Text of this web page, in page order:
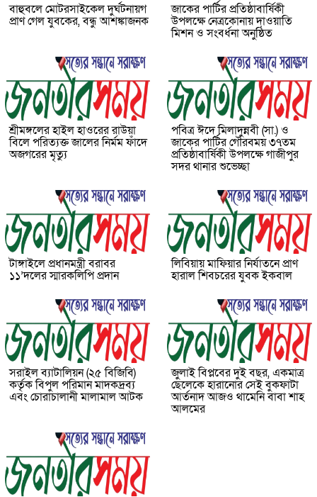
বাহুবলে মোটরসাইকেল দুর্ঘটনায়গ
প্রাণ গেল যুবকের, বন্ধু আশঙ্কাজনক
জাকের পার্টির প্রতিষ্ঠাবার্ষিকী
উপলক্ষে নেত্রকোনায় দাওয়াতি
মিশন ও সংবর্ধনা অনুষ্ঠিত
শ্রীমঙ্গলের হাইল হাওরের রাউয়া
বিলে পরিত্যক্ত জালের নির্মম ফাঁদে
অজগরের মৃত্যু
পবিত্র ঈদে মিলাদুন্নবী (সা.) ও
জাকের পার্টির গৌরবময় ৩৭তম
প্রতিষ্ঠাবার্ষিকী উপলক্ষে গাজীপুর
সদর থানার শুভেচ্ছা
টাঙ্গাইলে প্রধানমন্ত্রী বরাবর
১১’দলের স্মারকলিপি প্রদান
লিবিয়ায় মাফিয়ার নির্যাতনে প্রাণ
হারাল শিবচরের যুবক ইকবাল
সরাইল ব্যাটালিয়ন (২৫ বিজিবি)
কর্তৃক বিপুল পরিমান মাদকদ্রব্য
এবং চোরাচালানী মালামাল আটক
জুলাই বিপ্লবের দুই বছর, একমাত্র
ছেলেকে হারানোর সেই বুকফাটা
আর্তনাদ আজও থামেনি বাবা শাহ
আলমের